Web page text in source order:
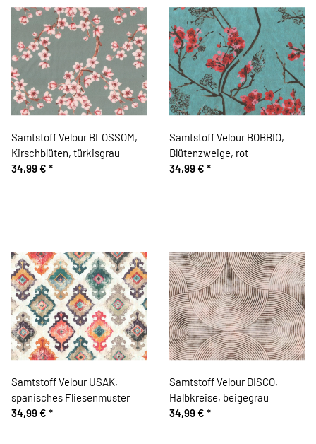
Samtstoff Velour BLOSSOM,
Kirschblüten, türkisgrau
34,99 € *
Samtstoff Velour BOBBIO,
Blütenzweige, rot
34,99 € *
Samtstoff Velour USAK,
spanisches Fliesenmuster
34,99 € *
Samtstoff Velour DISCO,
Halbkreise, beigegrau
34,99 € *